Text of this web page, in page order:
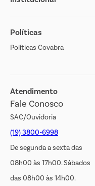
Sobre o Covabra
Nossas Lojas
Cliente Bem Estar
Jornal de Ofertas
Transparência Salarial
Políticas
Políticas Covabra
Atendimento
Fale Conosco
SAC/Ouvidoria
(19) 3800-6998
De segunda a sexta das
08h00 às 17h00. Sábados
das 08h00 às 14h00.